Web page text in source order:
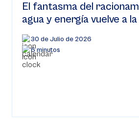
El fantasma del
agua y energía vuelve a
30 de Julio de 2026
6 minutos